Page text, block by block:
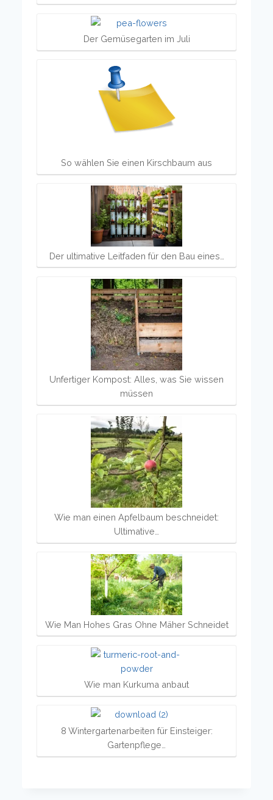
Der Gemüsegarten im Juli
So wählen Sie einen Kirschbaum aus
Der ultimative Leitfaden für den Bau eines…
Unfertiger Kompost: Alles, was Sie wissen
müssen
Wie man einen Apfelbaum beschneidet:
Ultimative…
Wie Man Hohes Gras Ohne Mäher Schneidet
Wie man Kurkuma anbaut
8 Wintergartenarbeiten für Einsteiger:
Gartenpflege…